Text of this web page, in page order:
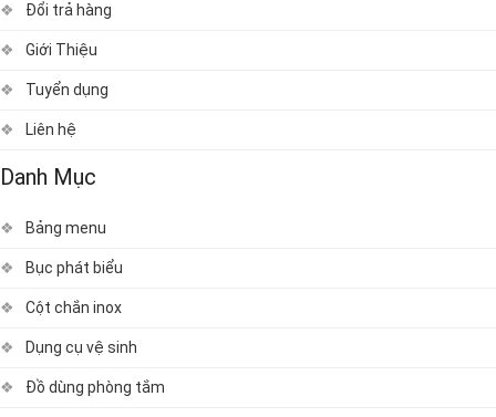
Đổi trả hàng
Giới Thiệu
Tuyển dụng
Liên hệ
Danh Mục
Bảng menu
Bục phát biểu
Cột chắn inox
Dụng cụ vệ sinh
Đồ dùng phòng tắm